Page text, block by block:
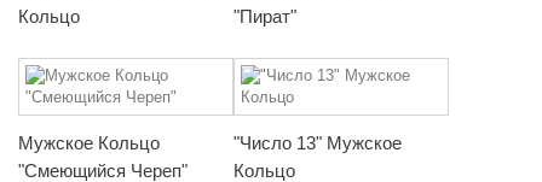
Кольцо
"Пират"
Мужское Кольцо
"Смеющийся Череп"
"Число 13" Мужское
Кольцо